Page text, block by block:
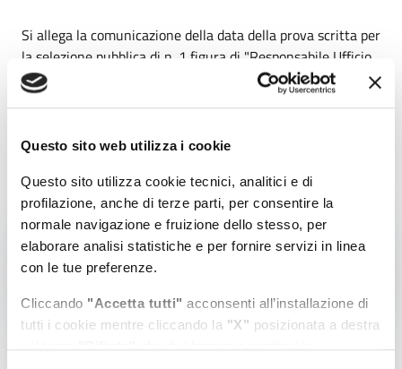
Questo sito web utilizza i cookie
Questo sito utilizza cookie tecnici, analitici e di
profilazione, anche di terze parti, per consentire la
normale navigazione e fruizione dello stesso, per
elaborare analisi statistiche e per fornire servizi in linea
con le tue preferenze.
Cliccando "Accetta tutti" acconsenti all’installazione di
tutti i cookie mentre cliccando la "X" posizionata a destra
Si allega la comunicazione della data della prova scritta per
la selezione pubblica di n. 1 figura di "Responsabile Ufficio
di Gabinetto, Relazioni Istituzionali e Attività
Internazionali" da inquadrare al L.P. QA del CCNL dei
un periodo massimo di 18 mesi.
Comunicazione
Dimensione file: 33.23 KB